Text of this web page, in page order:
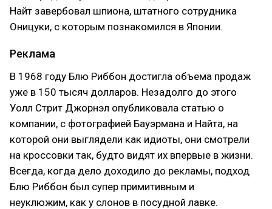
Найт завербовал шпиона, штатного сотрудника
Оницуки, с которым познакомился в Японии.
Реклама
В 1968 году Блю Риббон достигла объема продаж
уже в 150 тысяч долларов. Незадолго до этого
Уолл Стрит Джорнэл опубликовала статью о
компании, c фотографией Бауэрмана и Найта, на
которой они выглядели как идиоты, они смотрели
на кроссовки так, будто видят их впервые в жизни.
Всегда, когда дело доходило до рекламы, подход
Блю Риббон был супер примитивным и
неуклюжим, как у слонов в посудной лавке.